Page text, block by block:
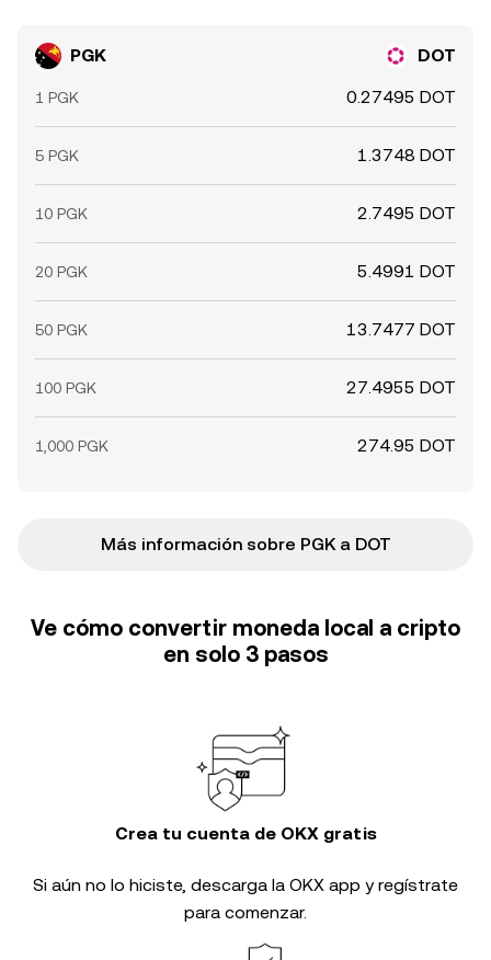
PGK DOT
1 PGK 0.27495 DOT
5 PGK 1.3748 DOT
10 PGK 2.7495 DOT
20 PGK 5.4991 DOT
50 PGK 13.7477 DOT
100 PGK 27.4955 DOT
1,000 PGK 274.95 DOT
Más información sobre PGK a DOT
Ve cómo convertir moneda local a cripto
en solo 3 pasos
Crea tu cuenta de OKX gratis
Si aún no lo hiciste, descarga la OKX app y regístrate
para comenzar.